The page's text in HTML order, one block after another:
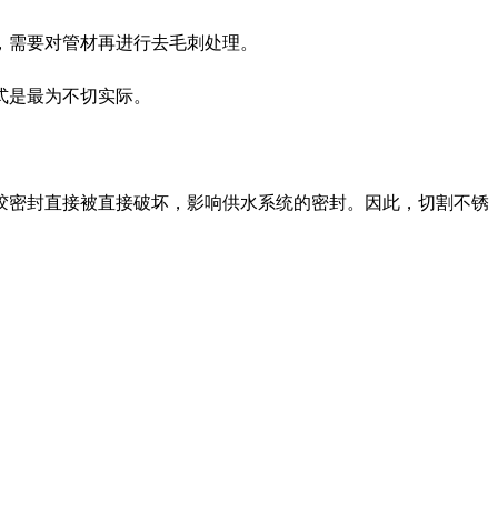
要对管材再进行去毛刺处理。
最为不切实际。
封直接被直接破坏，影响供水系统的密封。因此，切割不锈